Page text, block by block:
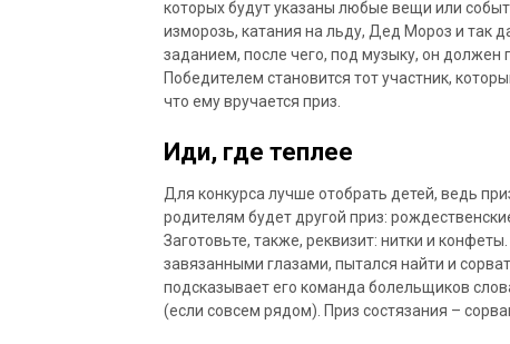
которых будут указаны любые вещи или
изморозь, катания на льду, Дед Мороз и так
заданием, после чего, под музыку, он должен
Победителем становится тот участник,
что ему вручается приз.
Иди, где теплее
Для конкурса лучше отобрать детей, ведь
родителям будет другой приз:
Заготовьте, также, реквизит: нитки и
завязанными глазами, пытался найти и
подсказывает его команда болельщиков
(если совсем рядом). Приз состязания –